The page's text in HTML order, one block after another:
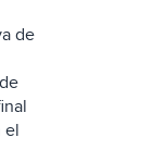
de
el